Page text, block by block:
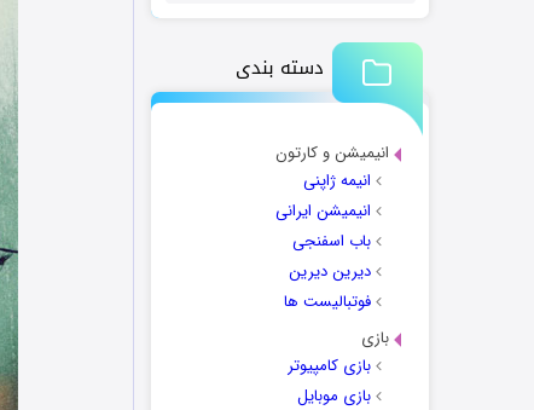
دسته بندی
انیمیشن و کارتون
انیمه ژاپنی
انیمیشن ایرانی
باب اسفنجی
دیرین دیرین
فوتبالیست ها
بازی
بازی کامپیوتر
بازی موبایل